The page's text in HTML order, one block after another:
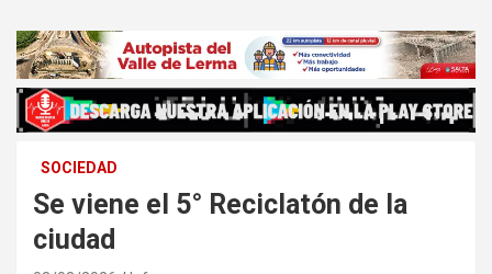
SOCIEDAD
Se viene el 5° Reciclatón de la
ciudad